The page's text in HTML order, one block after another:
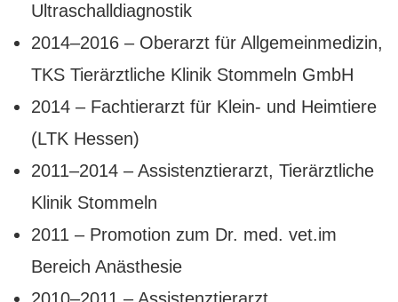
Ultraschalldiagnostik
2014–2016 – Oberarzt für Allgemeinmedizin,
TKS Tierärztliche Klinik Stommeln GmbH
2014 – Fachtierarzt für Klein- und Heimtiere
(LTK Hessen)
2011–2014 – Assistenztierarzt, Tierärztliche
Klinik Stommeln
2011 – Promotion zum Dr. med. vet.im
Bereich Anästhesie